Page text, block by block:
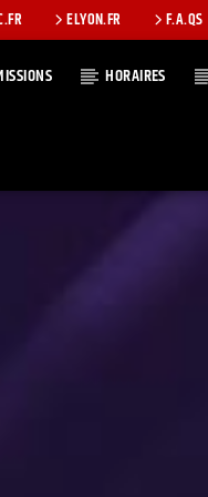
ELYON.FR F.A.QS
HORAIRES